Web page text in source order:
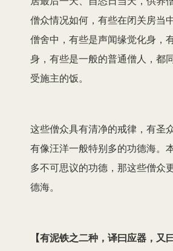
僧众情况如何，有些在闭关房当
僧舍中，有些是声闻缘觉化身，
身，有些是一般的普通僧人，都
受施主的饭。
这些僧众具有清净的戒律，有圣
有像汪洋一般特别多的功德海。
多不可思议的功德，那这些僧众
德海。
【有泥铁之二种，译曰应器，又